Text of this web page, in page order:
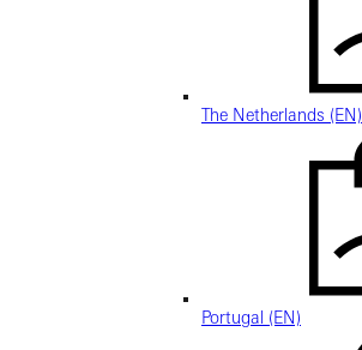
The Netherlands (EN)
Portugal (EN)